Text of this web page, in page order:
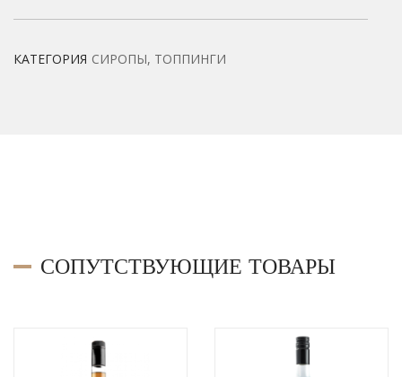
КАТЕГОРИЯ СИРОПЫ, ТОППИНГИ
СОПУТСТВУЮЩИЕ ТОВАРЫ